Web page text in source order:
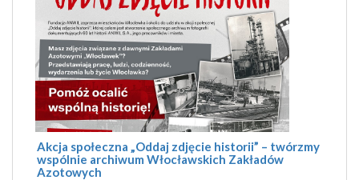
Akcja społeczna „Oddaj zdjęcie historii” – twórzmy
wspólnie archiwum Włocławskich Zakładów
Azotowych